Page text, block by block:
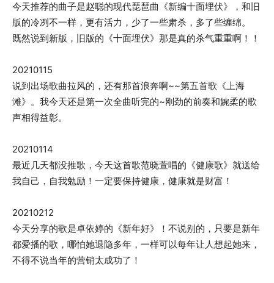
今天推荐的曲子是赵聪的现代琵琶曲《新编十面埋伏》，和旧
版的冷冽不一样，更有活力，少了一些肃杀，多了些缠绵。
既然说到新版，旧版的《十面埋伏》那是真的杀气重重啊！！
20210115
说到出场歌曲拉风的，还有那首浪奔啊~~第五首歌《上海
滩》。我今天还是第一次全曲听完的~刚劲的前奏和婉柔的歌
声相得益彰。
20210114
最近几天都没推歌，今天这首歌范晓萱唱的《健康歌》就送给
我自己，自我勉励！一定要保持健康，健康就是财富！
20210212
今天分享的歌是卓依婷的《新年好》！不说别的，只要是新年
都爱播的歌，哪怕她退隐多年，一样可以每年让人想起她来，
不得不说当年的营销太成功了！